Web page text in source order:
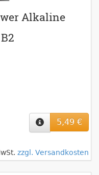
Alkaline
5,49 €
zzgl. Versandkosten